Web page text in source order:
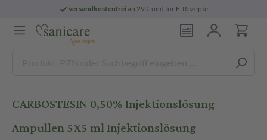
versandkostenfreiab 29 € und für E-Rezepte
CARBOSTESIN 0,50% Injektionslösung
Ampullen 5X5 ml Injektionslösung